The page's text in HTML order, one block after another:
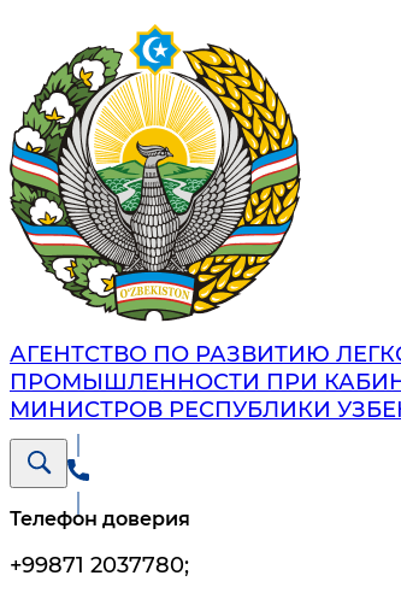
АГЕНТСТВО ПО РАЗВИТИЮ
ПРОМЫШЛЕННОСТИ ПРИ
МИНИСТРОВ РЕСПУБЛИКИ
Телефон доверия
+99871 2037780;